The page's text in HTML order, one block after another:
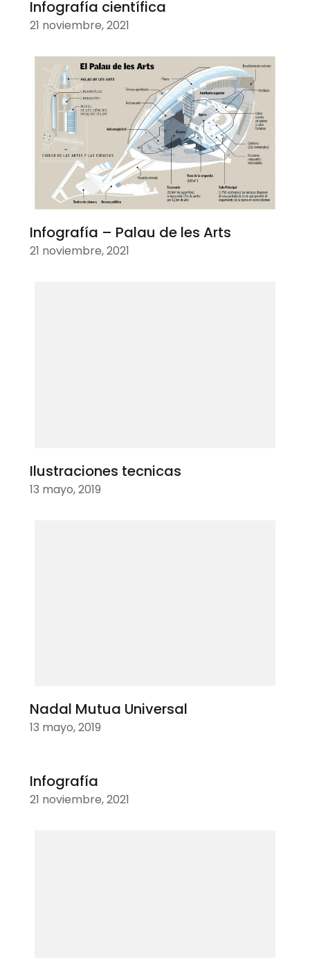
Infografía científica
21 noviembre, 2021
Infografía – Palau de les Arts
21 noviembre, 2021
Ilustraciones tecnicas
13 mayo, 2019
Nadal Mutua Universal
13 mayo, 2019
Infografía
21 noviembre, 2021